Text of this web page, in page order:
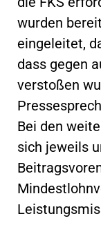
wurden
eingeleitet,
dass gegen
verstoßen
Bei den
sich jeweils